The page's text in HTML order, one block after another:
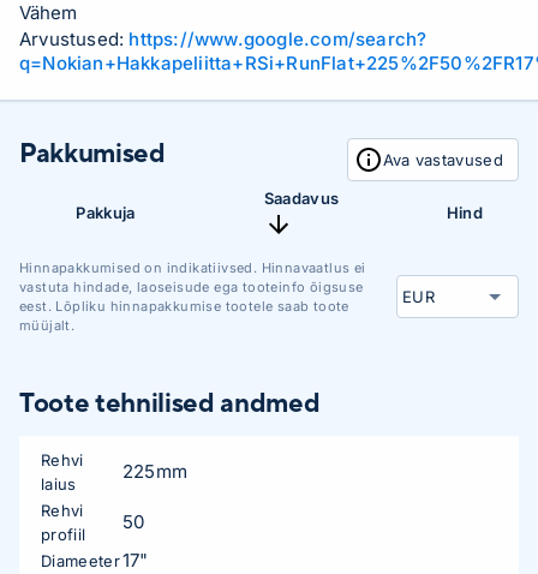
Vähem
Arvustused: https://www.google.com/search?
Pakkumised Ava vastavused
Pakkuja
Saadavus
Hind
Hinnapakkumised on indikatiivsed. Hinnavaatlus ei
vastuta hindade, laoseisude ega tooteinfo õigsuse
eest. Lõpliku hinnapakkumise tootele saab toote
müüjalt.
Toote tehnilised andmed
Rehvi
laius
225mm
Rehvi
profiil
50
Diameeter17"